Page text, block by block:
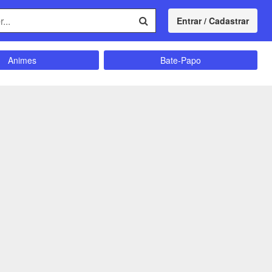
Entrar / Cadastrar
Animes
Bate-Papo